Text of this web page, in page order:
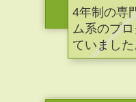
4年制の専
ム系のプ
ていました